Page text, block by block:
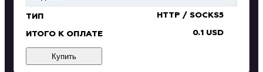
ТИП HTTP / SOCKS5
ИТОГО К ОПЛАТЕ 0.1 USD
Купить